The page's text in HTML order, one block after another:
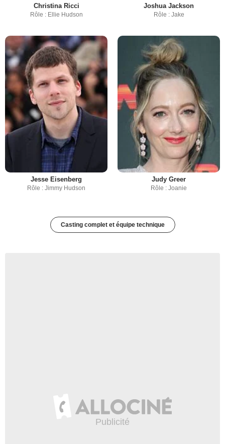
Christina Ricci
Rôle : Ellie Hudson
Joshua Jackson
Rôle : Jake
Jesse Eisenberg
Rôle : Jimmy Hudson
Judy Greer
Rôle : Joanie
Casting complet et équipe technique